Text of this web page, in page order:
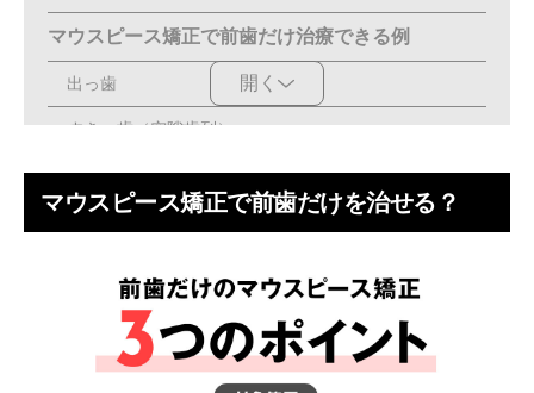
マウスピース矯正で前歯だけ治療できる例
出っ歯
すきっ歯（空隙歯列）
ガタガタ（叢生）
矯正後の後戻り
噛み合わせに問題がある場合
抜歯が必要になる場合
開く
マウスピース矯正で前歯だけを治せる？